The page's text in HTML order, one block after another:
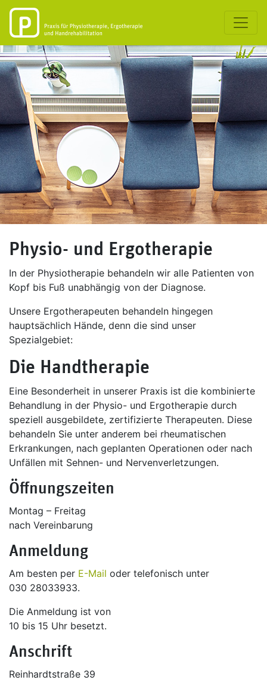
Physio- und Ergotherapie
In der Physiotherapie behandeln wir alle Patienten von
Kopf bis Fuß unabhängig von der Diagnose.
Unsere Ergotherapeuten behandeln hingegen
hauptsächlich Hände, denn die sind unser
Spezialgebiet:
Die Handtherapie
Eine Besonderheit in unserer Praxis ist die kombinierte
Behandlung in der Physio- und Ergotherapie durch
speziell ausgebildete, zertifizierte Therapeuten. Diese
behandeln Sie unter anderem bei rheumatischen
Erkrankungen, nach geplanten Operationen oder nach
Unfällen mit Sehnen- und Nervenverletzungen.
Öffnungszeiten
Montag – Freitag
nach Vereinbarung
Anmeldung
Am besten per E-Mail oder telefonisch unter
030 28033933.
Die Anmeldung ist von
10 bis 15 Uhr besetzt.
Anschrift
Reinhardtstraße 39